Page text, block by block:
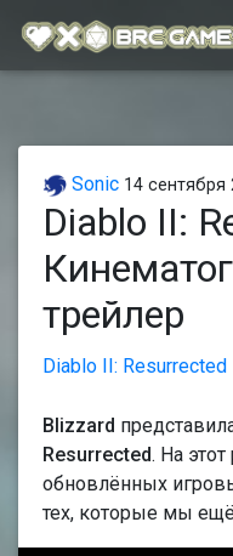
Sonic 14 сентября
Diablo II:
трейлер
Diablo II: Resurrected
Blizzard
Resurrected. На
обновлённых
тех, которые мы